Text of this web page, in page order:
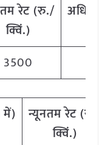
रेट(रु./
क्विं.)
3500
में) न्यूनतमरेट(रु./
क्विं.)